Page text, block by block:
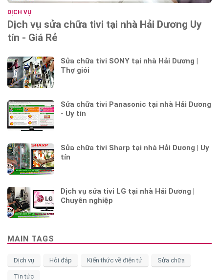
DỊCH VỤ
Dịch vụ sửa chữa tivi tại nhà Hải Dương Uy
tín - Giá Rẻ
Sửa chữa tivi SONY tại nhà Hải Dương |
Thợ giỏi
Sửa chữa tivi Panasonic tại nhà Hải Dương
- Uy tín
Sửa chữa tivi Sharp tại nhà Hải Dương | Uy
tín
Dịch vụ sửa tivi LG tại nhà Hải Dương |
Chuyên nghiệp
MAIN TAGS
Dịch vụ Hỏi đáp Kiến thức về điện tử Sửa chữa
Tin tức